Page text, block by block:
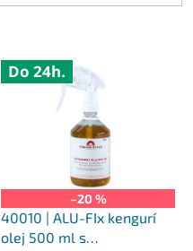
Do 24h.
–20 %
40010 | ALU-FIx kengurí
olej 500 ml s